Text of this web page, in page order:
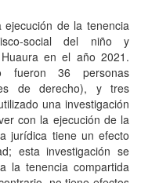
de la tenencia
social del niño y
en el año 2021.
fueron 36 personas
de derecho), y tres
una investigación
con la ejecución de la
jurídica tiene un efecto
esta investigación se
la tenencia compartida